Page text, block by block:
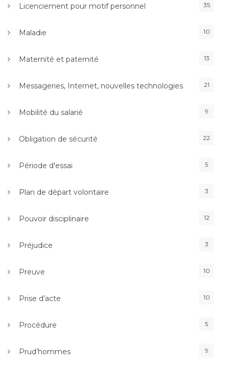
Licenciement pour motif personnel 35
Maladie 10
Maternité et paternité 13
Messageries, Internet, nouvelles technologies 21
Mobilité du salarié 9
Obligation de sécurité 22
Période d'essai 5
Plan de départ volontaire 3
Pouvoir disciplinaire 12
Préjudice 3
Preuve 10
Prise d’acte 10
Procédure 5
Prud’hommes 9